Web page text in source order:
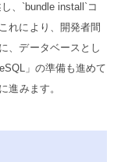
、`bundle install`コ
れにより、開発者間
、データベースとし
」の準備も進めて
進みます。